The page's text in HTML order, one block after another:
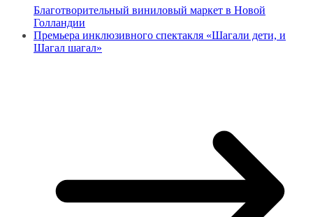
Благотворительный виниловый маркет в Новой
Голландии
Премьера инклюзивного спектакля «Шагали дети, и
Шагал шагал»